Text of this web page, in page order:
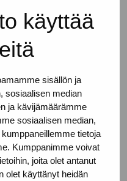
käyttää
sisällön ja
sosiaalisen median
ja kävijämäärämme
sosiaalisen median,
tietoja
Kumppanimme voivat
joita olet antanut
olet käyttänyt heidän
floor